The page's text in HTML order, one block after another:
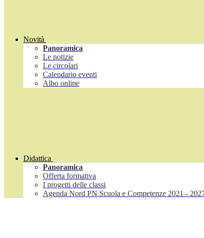
Novità
Panoramica
Le notizie
Le circolari
Calendario eventi
Albo online
Didattica
Panoramica
Offerta formativa
I progetti delle classi
Agenda Nord PN Scuola e Competenze 2021 -